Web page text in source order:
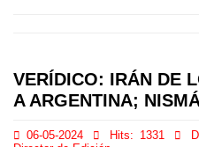
VERÍDICO: IRÁN DE
A ARGENTINA;
06-05-2024 Hits: 1331